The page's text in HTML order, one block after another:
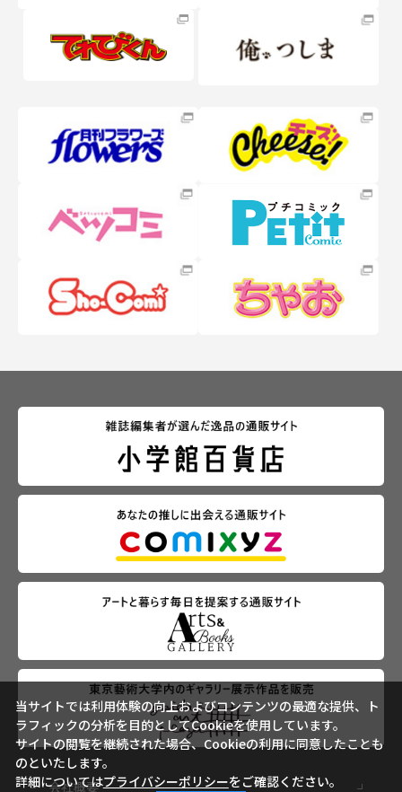
会社概要
当サイトでは利用体験の向上およびコンテンツの最適な提供、ト
ラフィックの分析を目的としてCookieを使用しています。
サイトの閲覧を継続された場合、Cookieの利用に同意したことも
のといたします。
詳細についてはプライバシーポリシーをご確認ください。